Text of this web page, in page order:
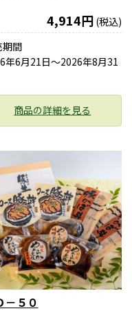
4,914円 (税込)
期間
年6月21日〜2026年8月31
商品の詳細を見る
－５０